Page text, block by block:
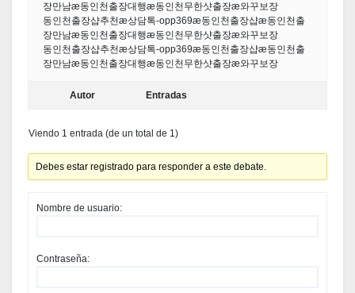
장만남æ동인천출장대행æ동인천무한샷출장æ와꾸보장
동인천출장샵추천æ상담톡-opp369æ동인천출장샵æ동인천출
장만남æ동인천출장대행æ동인천무한샷출장æ와꾸보장
동인천출장샵추천æ상담톡-opp369æ동인천출장샵æ동인천출
장만남æ동인천출장대행æ동인천무한샷출장æ와꾸보장
Autor Entradas
Viendo 1 entrada (de un total de 1)
Debes estar registrado para responder a este debate.
Nombre de usuario:
Contraseña: